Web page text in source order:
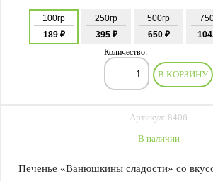
100гр
189 ₽
250гр
395 ₽
500гр
650 ₽
Количество:
В КОРЗИНУ
Артикул: 8406
В наличии
Печенье «Ванюшкины сладости» со